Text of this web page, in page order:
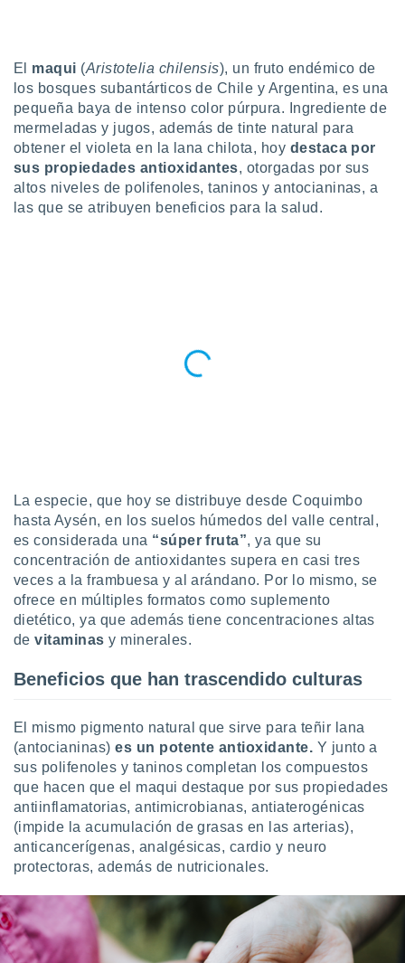
nuestra
y
disponible
el sitio
se
para
ni para
aunque
no
Puedes
acceder a
web a
abono
únicos
El maqui (Aristotelia chilensis), un fruto endémico de
los bosques subantárticos de Chile y Argentina, es una
pequeña baya de intenso color púrpura. Ingrediente de
mermeladas y jugos, además de tinte natural para
obtener el violeta en la lana chilota, hoy destaca por
sus propiedades antioxidantes, otorgadas por sus
altos niveles de polifenoles, taninos y antocianinas, a
las que se atribuyen beneficios para la salud.
La especie, que hoy se distribuye desde Coquimbo
hasta Aysén, en los suelos húmedos del valle central,
es considerada una “súper fruta”, ya que su
concentración de antioxidantes supera en casi tres
veces a la frambuesa y al arándano. Por lo mismo, se
ofrece en múltiples formatos como suplemento
dietético, ya que además tiene concentraciones altas
devitaminas y minerales.
Beneficios que han trascendido culturas
El mismo pigmento natural que sirve para teñir lana
(antocianinas)es un potente antioxidante. Y junto a
sus polifenoles y taninos completan los compuestos
que hacen que el maqui destaque por sus propiedades
antiinflamatorias, antimicrobianas, antiaterogénicas
(impide la acumulación de grasas en las arterias),
anticancerígenas, analgésicas, cardio y neuro
protectoras, además de nutricionales.